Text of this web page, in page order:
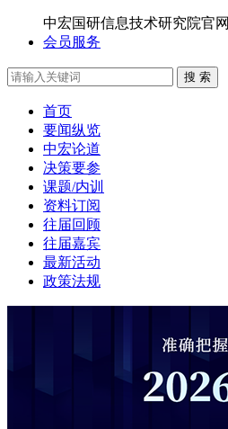
中宏国研信息技术研究院官网
会员服务
搜 索
首页
要闻纵览
中宏论道
决策要参
课题/内训
资料订阅
往届回顾
往届嘉宾
最新活动
政策法规